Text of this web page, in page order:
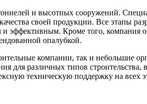
и высотных сооружений.
своей продукции. Все этапы
эффективным. Кроме того,
опалубкой.
компании, так и небольшие
для различных типов
техническую поддержку на всех